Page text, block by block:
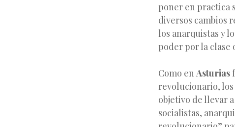
poner en practica
diversos cambios
los anarquistas y
poder por la
Como en Asturias
revolucionario,
objetivo de llevar
socialistas,